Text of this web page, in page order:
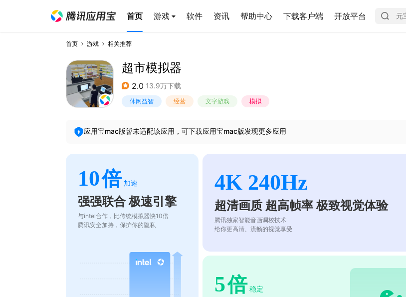
首页 游戏 软件 资讯 帮助中心 下载客户端 开放平台
首页 游戏 相关推荐
超市模拟器
2.0 13.9万下载
休闲益智 经营 文字游戏 模拟
应用宝mac版暂未适配该应用，可下载应用宝mac版发现更多应用
10倍 加速
强强联合 极速引擎
与intel合作，比传统模拟器快10倍
腾讯安全加持，保护你的隐私
4K 240Hz
超清画质 超高帧率 极致视觉体验
腾讯独家智能音画调校技术
给你更高清、流畅的视觉享受
5倍 稳定